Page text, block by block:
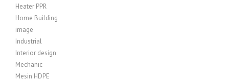
Heater PPR
Home Building
image
Industrial
Interior design
Mechanic
Mesin HDPE